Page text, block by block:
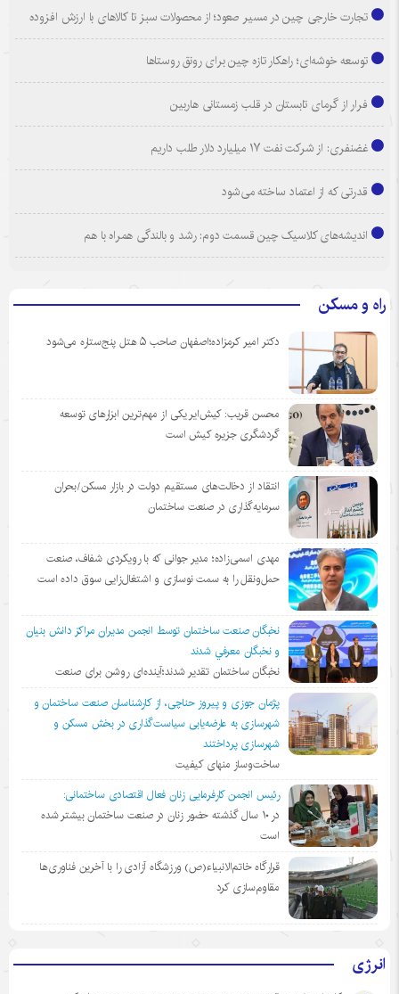
تجارت خارجی چین در مسیر صعود؛ از محصولات سبز تا کالاهای با ارزش افزوده
توسعه خوشه‌ای؛ راهکار تازه چین برای رونق روستاها
فرار از گرمای تابستان در قلب زمستانی هاربین
غضنفری: از شرکت نفت ۱۷ میلیارد دلار طلب داریم
قدرتی که از اعتماد ساخته می‌شود
اندیشه‌های کلاسیک چین قسمت دوم: رشد و بالندگی همراه با هم
راه و مسکن
دکتر امیر کرمزاده؛اصفهان صاحب ۵ هتل پنج‌ستاره می‌شود
محسن قریب: کیش‌ایر یکی از مهم‌ترین ابزارهای توسعه
گردشگری جزیره کیش است
انتقاد از دخالت‌های مستقیم دولت در بازار مسکن/بحران
سرمایه‌گذاری در صنعت ساختمان
مهدی اسمی‌زاده؛ مدیر جوانی که با رویکردی شفاف، صنعت
حمل‌ونقل را به سمت نوسازی و اشتغال‌زایی سوق داده است
نخبگان صنعت ساختمان توسط انجمن مديران مراكز دانش بنيان
و نخبگان معرفي شدند
نخبگان ساختمان تقدیر شدند؛آینده‌ای روشن برای صنعت
پژمان جوزی و پیروز حناچی، از کارشناسان صنعت ساختمان و
شهرسازی به عارضه‌یابی سیاست‌گذاری در بخش مسکن و
شهرسازی پرداختند
ساخت‌وساز منهای کیفیت
رئیس انجمن کارفرمایی زنان فعال اقتصادی ساختمانی:
در ١٠ سال گذشته حضور زنان در صنعت ساختمان بیشتر شده
است
قرارگاه خاتم‌الانبیاء(ص) ورزشگاه آزادی را با آخرین فناوری‌ها
مقاوم‌سازی کرد
انرژی